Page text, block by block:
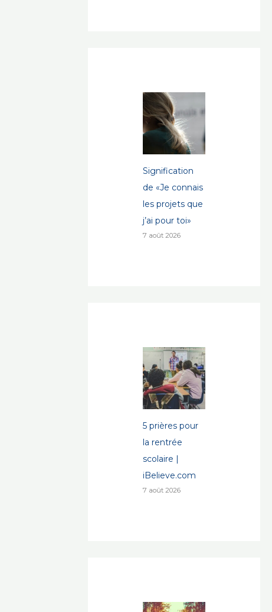
Signification
de «Je connais
les projets que
j’ai pour toi»
7 août 2026
5 prières pour
la rentrée
scolaire |
iBelieve.com
7 août 2026